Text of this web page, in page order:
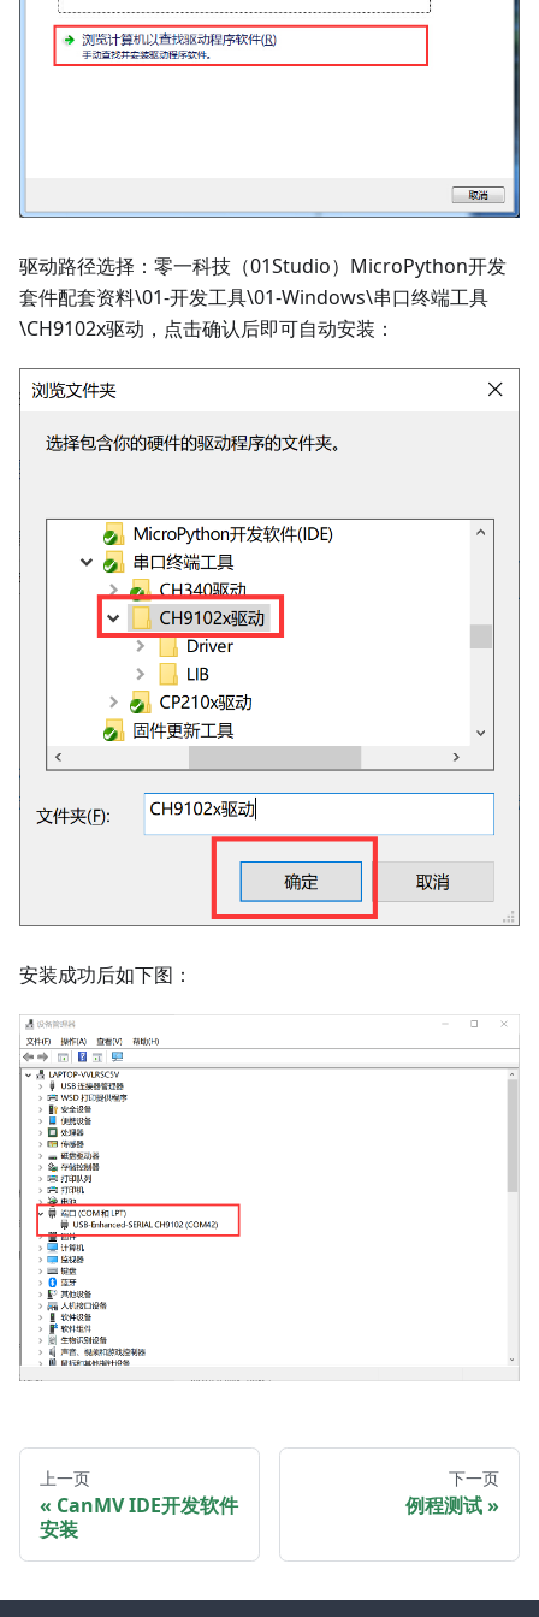
驱动路径选择：零一科技（01Studio）MicroPython开发
套件配套资料\01-开发工具\01-Windows\串口终端工具
\CH9102x驱动，点击确认后即可自动安装：
安装成功后如下图：
上一页
CanMV IDE开发软件
安装
下一页
例程测试